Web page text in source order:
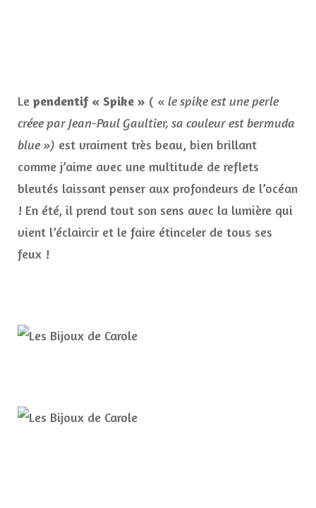
Le pendentif « Spike » ( « le spike est une perle
créee par Jean-Paul Gaultier, sa couleur est bermuda
blue ») est vraiment très beau, bien brillant
comme j’aime avec une multitude de reflets
bleutés laissant penser aux profondeurs de l’océan
! En été, il prend tout son sens avec la lumière qui
vient l’éclaircir et le faire étinceler de tous ses
feux !